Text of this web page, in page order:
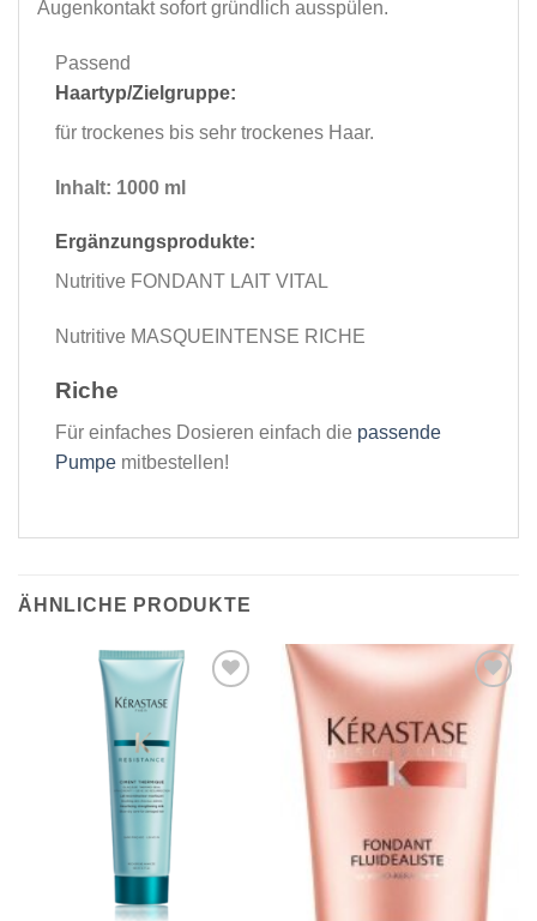
Augenkontakt sofort gründlich ausspülen.
Passend
Haartyp/Zielgruppe:
für trockenes bis sehr trockenes Haar.
Inhalt: 1000 ml
Ergänzungsprodukte:
Nutritive FONDANT LAIT VITAL
Nutritive MASQUEINTENSE RICHE
Riche
Für einfaches Dosieren einfach die passende
Pumpe mitbestellen!
ÄHNLICHE PRODUKTE
Wunschliste
Wunschliste
hinzufügen